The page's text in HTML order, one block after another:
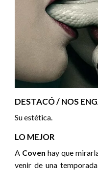
DESTACÓ / NOS
Su estética.
LO MEJOR
A Coven hay que
venir de una